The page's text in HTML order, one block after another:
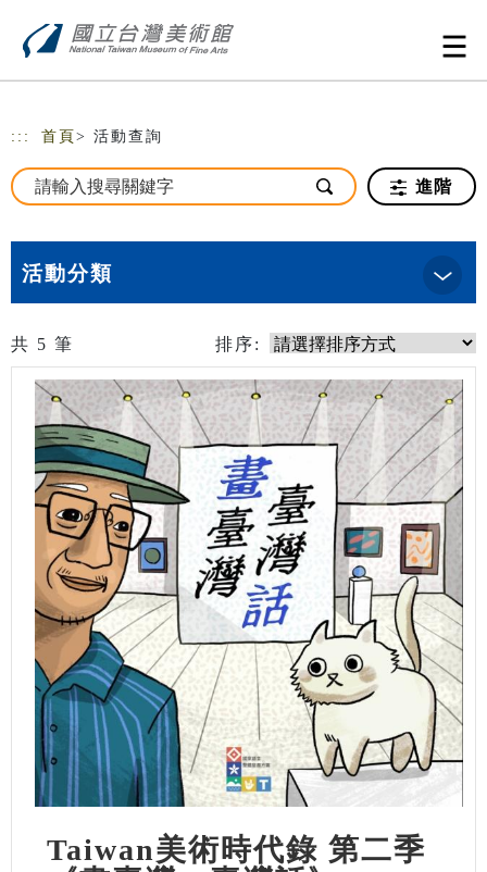
::: 首頁 > 活動查詢
進階
活動分類
共 5 筆 排序:
Taiwan美術時代錄 第二季